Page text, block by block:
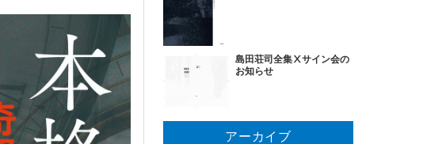
島田荘司全集Ⅹサイン会の
お知らせ
アーカイブ